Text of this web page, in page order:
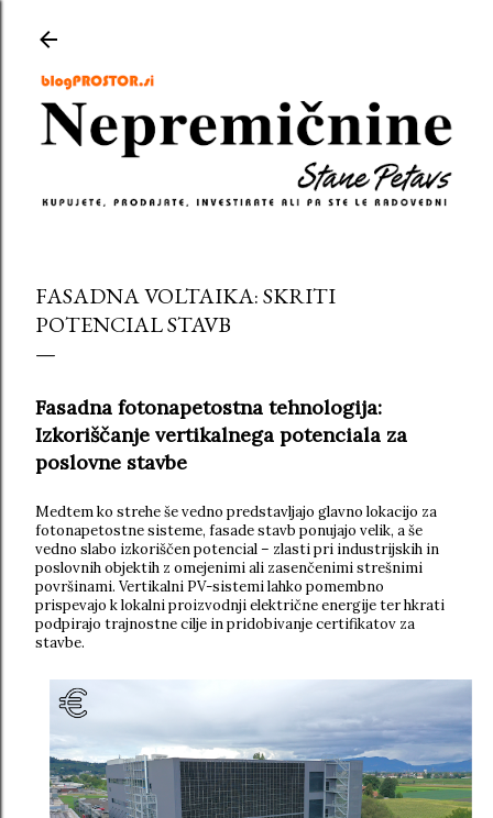
FASADNA VOLTAIKA: SKRITI
POTENCIAL STAVB
Fasadna fotonapetostna tehnologija:
Izkoriščanje vertikalnega potenciala za
poslovne stavbe
Medtem ko strehe še vedno predstavljajo glavno lokacijo za
fotonapetostne sisteme, fasade stavb ponujajo velik, a še
vedno slabo izkoriščen potencial – zlasti pri industrijskih in
poslovnih objektih z omejenimi ali zasenčenimi strešnimi
površinami. Vertikalni PV-sistemi lahko pomembno
prispevajo k lokalni proizvodnji električne energije ter hkrati
podpirajo trajnostne cilje in pridobivanje certifikatov za
stavbe.
namene